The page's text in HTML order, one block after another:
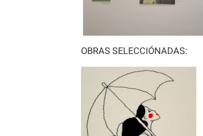
OBRAS SELECCIÓNADAS: